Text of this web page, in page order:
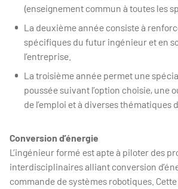
(enseignement commun à toutes les
La deuxième année consiste à
spécifiques du futur ingénieur et en
l’entreprise.
La troisième année permet une
poussée suivant l’option choisie, une
de l’emploi et à diverses thématiques
Conversion d’énergie
L’ingénieur formé est apte à piloter des
interdisciplinaires alliant conversion
commande de systèmes robotiques.